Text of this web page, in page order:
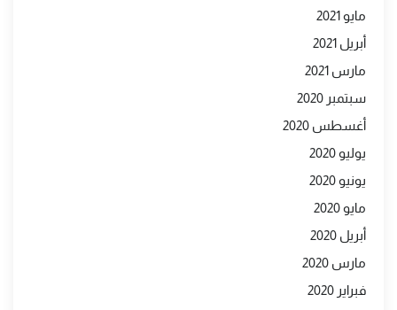
مايو 2021
أبريل 2021
مارس 2021
سبتمبر 2020
أغسطس 2020
يوليو 2020
يونيو 2020
مايو 2020
أبريل 2020
مارس 2020
فبراير 2020